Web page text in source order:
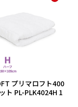
プリマロフト400
ト PL-PLK4024H 1